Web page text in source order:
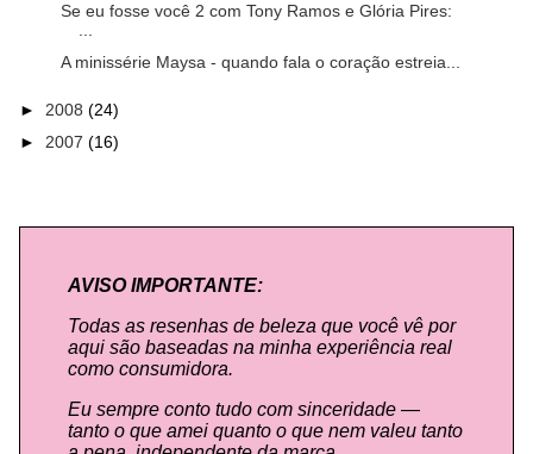
Se eu fosse você 2 com Tony Ramos e Glória Pires:
...
A minissérie Maysa - quando fala o coração estreia...
► 2008 (24)
► 2007 (16)
AVISO IMPORTANTE:
Todas as resenhas de beleza que você vê por
aqui são baseadas na minha experiência real
como consumidora.
Eu sempre conto tudo com sinceridade —
tanto o que amei quanto o que nem valeu tanto